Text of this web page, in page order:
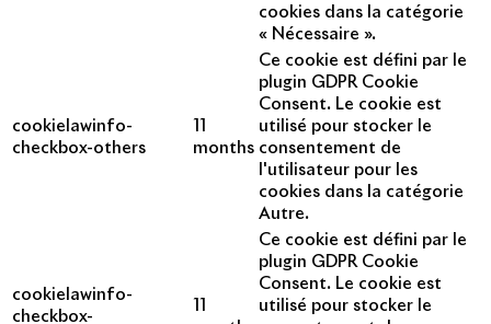
cookies dans la catégorie
« Nécessaire ».
cookielawinfo-
checkbox-others
months
Ce cookie est défini par le
plugin GDPR Cookie
Consent. Le cookie est
utilisé pour stocker le
consentement de
l'utilisateur pour les
cookies dans la catégorie
Autre.
cookielawinfo-
checkbox-
Ce cookie est défini par le
plugin GDPR Cookie
Consent. Le cookie est
utilisé pour stocker le